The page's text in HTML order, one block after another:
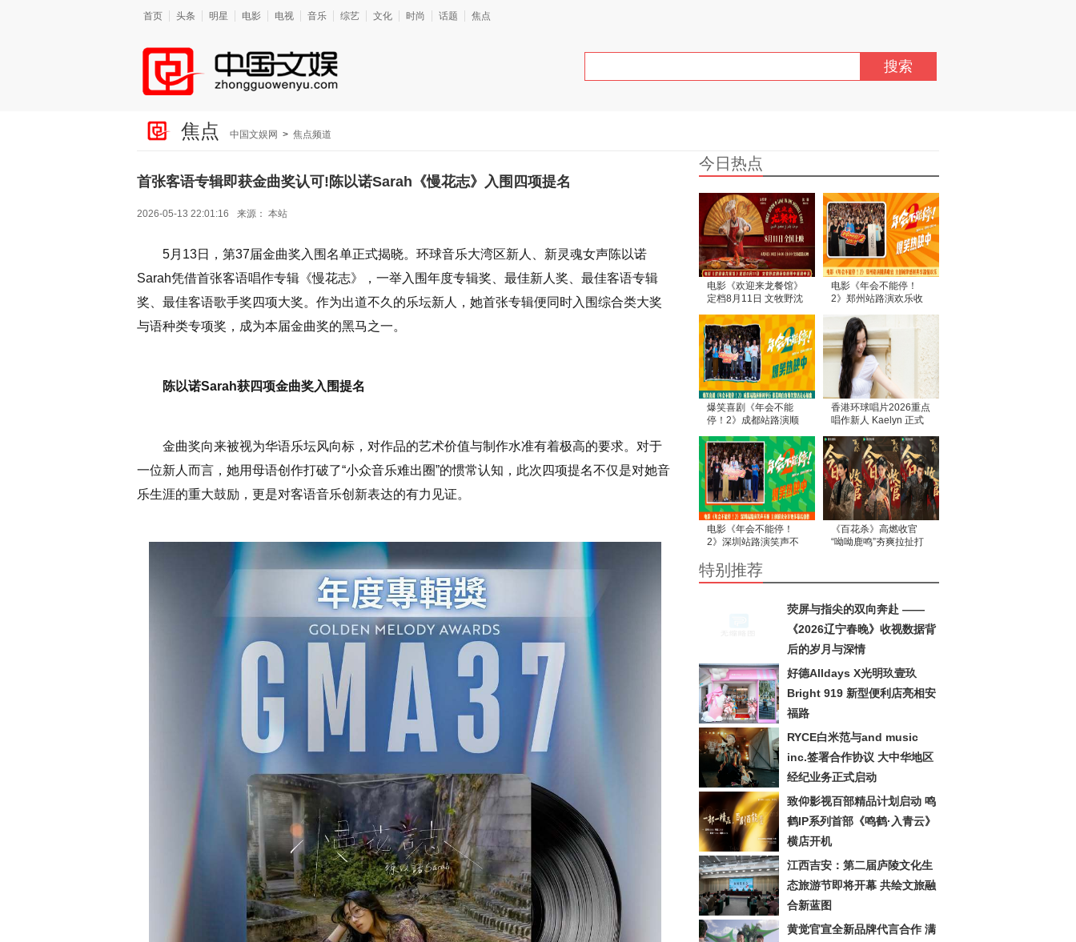
首页 头条 明星 电影 电视 音乐 综艺 文化 时尚 话题 焦点
搜索
焦点 中国文娱网 > 焦点频道
首张客语专辑即获金曲奖认可!陈以诺Sarah《慢花志》入围四项提名
2026-05-13 22:01:16 来源： 本站
5月13日，第37届金曲奖入围名单正式揭晓。环球音乐大湾区新人、新灵魂女声陈以诺
Sarah凭借首张客语唱作专辑《慢花志》，一举入围年度专辑奖、最佳新人奖、最佳客语专辑
奖、最佳客语歌手奖四项大奖。作为出道不久的乐坛新人，她首张专辑便同时入围综合类大奖
与语种类专项奖，成为本届金曲奖的黑马之一。
陈以诺Sarah获四项金曲奖入围提名
金曲奖向来被视为华语乐坛风向标，对作品的艺术价值与制作水准有着极高的要求。对于
一位新人而言，她用母语创作打破了“小众音乐难出圈”的惯常认知，此次四项提名不仅是对她音
乐生涯的重大鼓励，更是对客语音乐创新表达的有力见证。
今日热点
电影《欢迎来龙餐馆》
定档8月11日 文牧野沈
电影《年会不能停！
2》郑州站路演欢乐收
爆笑喜剧《年会不能
停！2》成都站路演顺
整活走心输出
香港环球唱片2026重点
唱作新人 Kaelyn 正式
电影《年会不能停！
2》深圳站路演笑声不
后创作
《百花杀》高燃收官
“呦呦鹿鸣”夯爽拉扯打
特别推荐
荧屏与指尖的双向奔赴 ——
《2026辽宁春晚》收视数据背
后的岁月与深情
好德Alldays X光明玖壹玖
Bright 919 新型便利店亮相安
福路
RYCE白米范与and music
inc.签署合作协议 大中华地区
经纪业务正式启动
致仰影视百部精品计划启动 鸣
鹤IP系列首部《鸣鹤·入青云》
横店开机
江西吉安：第二届庐陵文化生
态旅游节即将开幕 共绘文旅融
合新蓝图
黄觉官宣全新品牌代言合作 满